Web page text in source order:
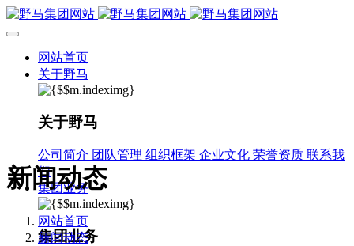
网站首页
关于野马
关于野马
公司简介 团队管理 组织框架 企业文化 荣誉资质 联系我
们
集团业务
集团业务
新闻动态
网站首页
新闻动态